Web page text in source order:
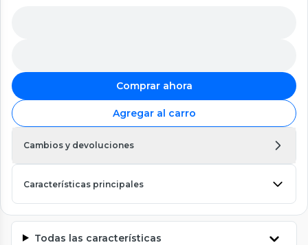
Comprar ahora
Agregar al carro
Cambios y devoluciones
Características principales
Todas las características